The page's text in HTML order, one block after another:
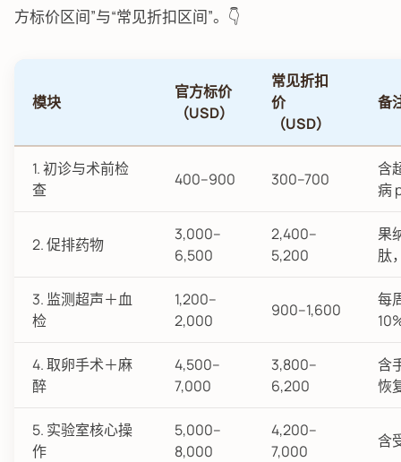
方标价区间”与“常见折扣区间”。👇
模块
官方标价
（USD）
常见折扣
价
（USD）
备
1. 初诊与术前检
查
400–900 300–700
含
病
2. 促排药物
3,000–
6,500
2,400–
5,200
果
肽
3. 监测超声＋血
检
1,200–
2,000
900–1,600
每
4. 取卵手术＋麻
醉
4,500–
7,000
3,800–
6,200
含
恢
5. 实验室核心操
作
5,000–
8,000
4,200–
7,000
含